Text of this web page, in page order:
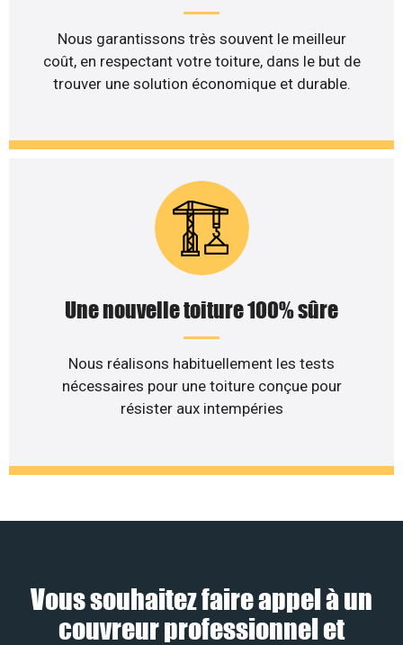
Nous garantissons très souvent le meilleur
coût, en respectant votre toiture, dans le but de
trouver une solution économique et durable.
Une nouvelle toiture 100% sûre
Nous réalisons habituellement les tests
nécessaires pour une toiture conçue pour
résister aux intempéries
Vous souhaitez faire appel à un
couvreur professionnel et